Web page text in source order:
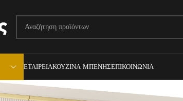
ΕΤΑΙΡΕΊΑΚΟΥΖΊΝΑ ΜΠΕΝΉΣΕΠΙΚΟΙΝΩΝΊΑ